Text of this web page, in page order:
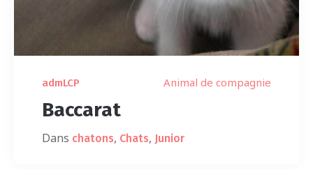
admLCP Animal de compagnie
Baccarat
Dans chatons, Chats, Junior